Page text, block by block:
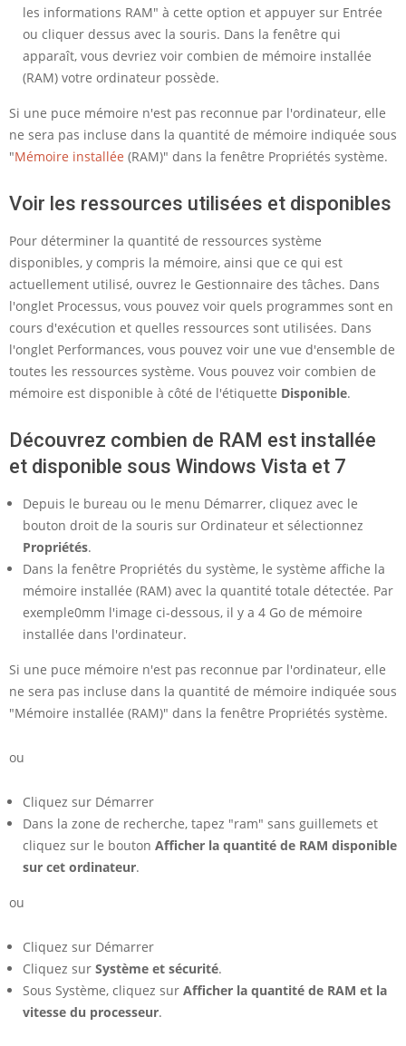
s
u
m
o
n
o
r
d
i
a
t
e
r
les informations RAM" à cette option et appuyer sur Entrée
ou cliquer dessus avec la souris. Dans la fenêtre qui
apparaît, vous devriez voir combien de mémoire installée
(RAM) votre ordinateur possède.
Si une puce mémoire n'est pas reconnue par l'ordinateur, elle
ne sera pas incluse dans la quantité de mémoire indiquée sous
"Mémoire installée (RAM)" dans la fenêtre Propriétés système.
Voir les ressources utilisées et disponibles
Pour déterminer la quantité de ressources système
disponibles, y compris la mémoire, ainsi que ce qui est
actuellement utilisé, ouvrez le Gestionnaire des tâches. Dans
l'onglet Processus, vous pouvez voir quels programmes sont en
cours d'exécution et quelles ressources sont utilisées. Dans
l'onglet Performances, vous pouvez voir une vue d'ensemble de
toutes les ressources système. Vous pouvez voir combien de
mémoire est disponible à côté de l'étiquette Disponible.
Découvrez combien de RAM est installée
et disponible sous Windows Vista et 7
Depuis le bureau ou le menu Démarrer, cliquez avec le
bouton droit de la souris sur Ordinateur et sélectionnez
Propriétés.
Dans la fenêtre Propriétés du système, le système affiche la
mémoire installée (RAM) avec la quantité totale détectée. Par
exemple0mm l'image ci-dessous, il y a 4 Go de mémoire
installée dans l'ordinateur.
Si une puce mémoire n'est pas reconnue par l'ordinateur, elle
ne sera pas incluse dans la quantité de mémoire indiquée sous
"Mémoire installée (RAM)" dans la fenêtre Propriétés système.
ou
Cliquez sur Démarrer
Dans la zone de recherche, tapez "ram" sans guillemets et
cliquez sur le bouton Afficher la quantité de RAM disponible
sur cet ordinateur.
ou
Cliquez sur Démarrer
Cliquez sur Système et sécurité.
Sous Système, cliquez sur Afficher la quantité de RAM et la
vitesse du processeur.